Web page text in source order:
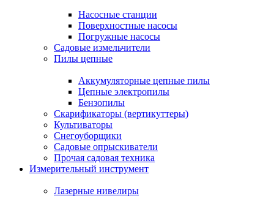
Насосные станции
Поверхностные насосы
Погружные насосы
Садовые измельчители
Пилы цепные
Аккумуляторные цепные пилы
Цепные электропилы
Бензопилы
Скарификаторы (вертикуттеры)
Культиваторы
Снегоуборщики
Садовые опрыскиватели
Прочая садовая техника
Измерительный инструмент
Лазерные нивелиры